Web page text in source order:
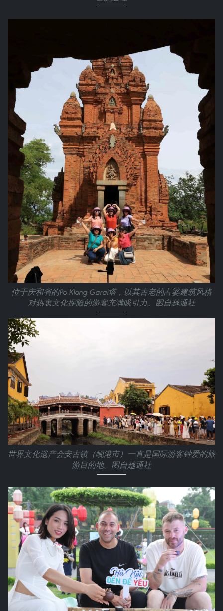
位于庆和省的Po Klong Garai塔，以其古老的占婆建筑风格
对热衷文化探险的游客充满吸引力。图自越通社
世界文化遗产会安古镇（岘港市）一直是国际游客钟爱的旅
游目的地。图自越通社